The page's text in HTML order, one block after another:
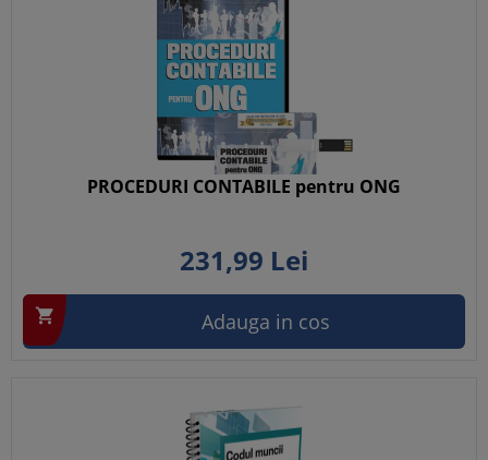
PROCEDURI CONTABILE pentru ONG
231,99 Lei
 Adauga in cos